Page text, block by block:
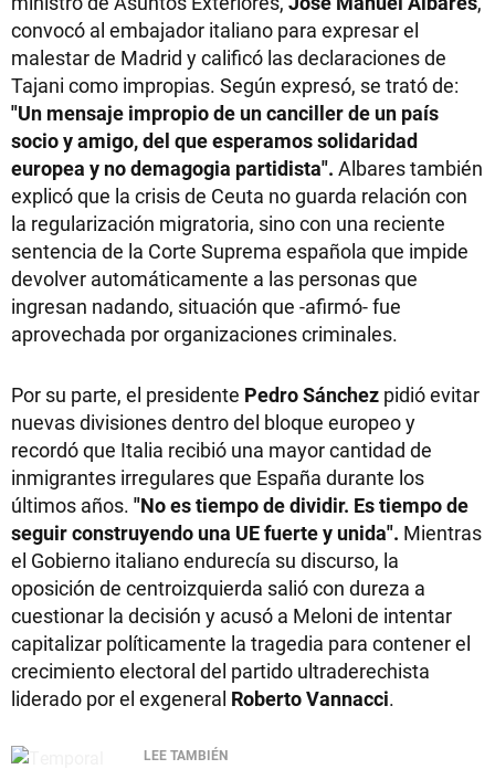
convocó al embajador italiano para expresar el
malestar de Madrid y calificó las declaraciones de
Tajani como impropias. Según expresó, se trató de:
"Un mensaje impropio de un canciller de un país
socio y amigo, del que esperamos solidaridad
europea y no demagogia partidista". Albares también
explicó que la crisis de Ceuta no guarda relación con
la regularización migratoria, sino con una reciente
sentencia de la Corte Suprema española que impide
devolver automáticamente a las personas que
ingresan nadando, situación que -afirmó- fue
aprovechada por organizaciones criminales.
Por su parte, el presidente Pedro Sánchez pidió evitar
nuevas divisiones dentro del bloque europeo y
recordó que Italia recibió una mayor cantidad de
inmigrantes irregulares que España durante los
últimos años. "No es tiempo de dividir. Es tiempo de
seguir construyendo una UE fuerte y unida". Mientras
el Gobierno italiano endurecía su discurso, la
oposición de centroizquierda salió con dureza a
cuestionar la decisión y acusó a Meloni de intentar
capitalizar políticamente la tragedia para contener el
crecimiento electoral del partido ultraderechista
liderado por el exgeneral Roberto Vannacci.
LEE TAMBIÉN